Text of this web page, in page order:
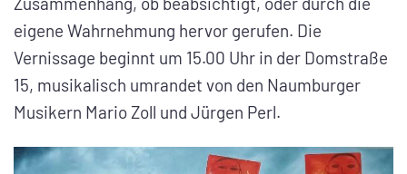
eigene Wahrnehmung hervor gerufen. Die
Vernissage beginnt um 15.00 Uhr in der Domstraße
15, musikalisch umrandet von den Naumburger
Musikern Mario Zoll und Jürgen Perl.